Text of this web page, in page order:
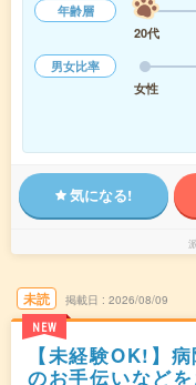
年齢層
20代
男女比率
女性
気になる!
未読
NEW
掲載日 2026/08/09
【未経験OK!】
のお手伝いなどを